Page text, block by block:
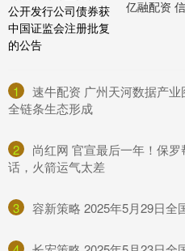
1
速牛配资 广州天河数据产
全链条生态形成
2
尚红网 官宣最后一年！保
话，火箭运气太差
3 容新策略 2025年5月29日